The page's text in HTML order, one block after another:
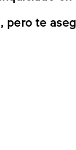
pero te